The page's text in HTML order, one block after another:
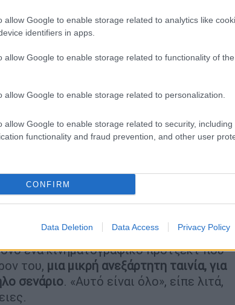
allow Google to enable storage related to analytics like
identifiers in apps.
allow Google to enable storage related to functionality of
allow Google to enable storage related to personalization.
allow Google to enable storage related to security, including
functionality and fraud prevention, and other user
CONFIRM
Data Deletion Data Access Privacy Policy
και συνεχίζει να αποτελεί ένα από
του Χόλιγουντ
less retired from acting:
because I realized I had to
for almost 60 years, and I did not want
dead on the set. I have no real…
μένα.Είναι πολύ απασχολημένη αυτή τη
ενός καλού γάμου, είμαι
», είπε με χαμόγελο οηθοποιός.
ένα κινηματογραφικό πρότζεκτ που
του, μια μικρή ανεξάρτητη ταινία, για
σενάριο. «Αυτό είναι όλο», είπε λιτά,